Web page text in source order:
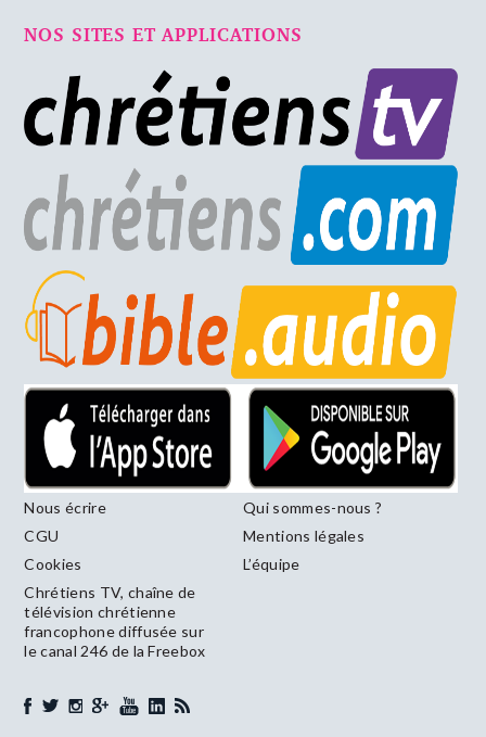
NOS SITES ET APPLICATIONS
Nous écrire
Qui sommes-nous ?
CGU
Mentions légales
Cookies
L’équipe
Chrétiens TV, chaîne de
télévision chrétienne
francophone diffusée sur
le canal 246 de la Freebox